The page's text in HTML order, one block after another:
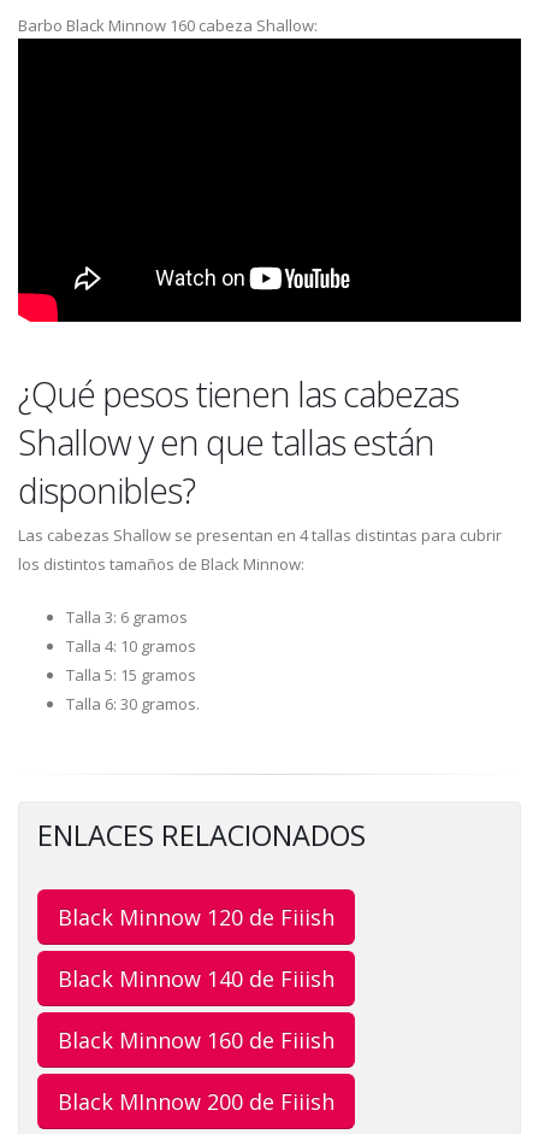
Barbo Black Minnow 160 cabeza Shallow:
¿Qué pesos tienen las cabezas
Shallow y en que tallas están
disponibles?
Las cabezas Shallow se presentan en 4 tallas distintas para cubrir
los distintos tamaños de Black Minnow:
Talla 3: 6 gramos
Talla 4: 10 gramos
Talla 5: 15 gramos
Talla 6: 30 gramos.
ENLACES RELACIONADOS
Black Minnow 120 de Fiiish
Black Minnow 140 de Fiiish
Black Minnow 160 de Fiiish
Black MInnow 200 de Fiiish